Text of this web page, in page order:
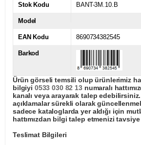
Stok Kodu BANT-3M.10.B
Model
EAN Kodu 8690734382545
Barkod
Ürün görseli temsili olup ürünlerimiz
bilgiyi 0533 030 82 13numaralı
kanalı veya arayarak talep
açıklamalar sürekli olarak
sadece kataloglarda yer aldığı için
hattımızdan bilgi talep etmenizi tavsiye
Teslimat Bilgileri